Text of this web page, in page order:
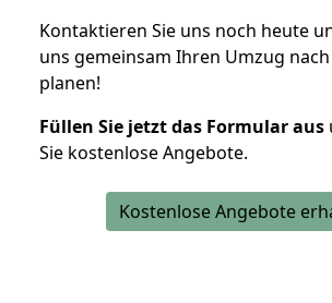
Kontaktieren Sie uns noch heute
uns gemeinsam Ihren Umzug
planen!
Füllen Sie jetzt das Formular aus
Sie kostenlose Angebote.
Kostenlose Angebote